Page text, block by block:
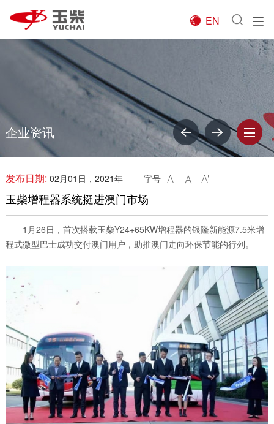

EN
企业资讯
发布日期: 02月01日，2021年 字号   
玉柴增程器系统挺进澳门市场
1月26日，首次搭载玉柴Y24+65KW增程器的银隆新能源7.5米增
程式微型巴士成功交付澳门用户，助推澳门走向环保节能的行列。